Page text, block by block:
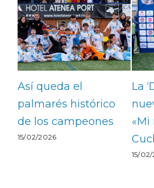
Así queda el
palmarés histórico
de los campeones
15/02/2026
La
«Mi
15/